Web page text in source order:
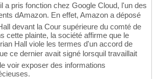
a pris fonction chez Google Cloud, l'un des
dAmazon. En effet, Amazon a déposé
devant la Cour supérieure du comté de
cette plainte, la société affirme que le
Hall viole les termes d'un accord de
ce dernier avait signé lorsquil travaillait
voir exposer des informations